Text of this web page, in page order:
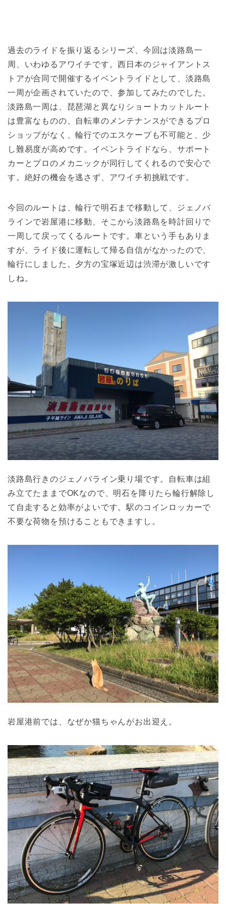
過去のライドを振り返るシリーズ、今回は淡路島一
周、いわゆるアワイチです。西日本のジャイアントス
トアが合同で開催するイベントライドとして、淡路島
一周が企画されていたので、参加してみたのでした。
淡路島一周は、琵琶湖と異なりショートカットルート
は豊富なものの、自転車のメンテナンスができるプロ
ショップがなく、輪行でのエスケープも不可能と、少
し難易度が高めです。イベントライドなら、サポート
カーとプロのメカニックが同行してくれるので安心で
す。絶好の機会を逃さず、アワイチ初挑戦です。
今回のルートは、輪行で明石まで移動して、ジェノバ
ラインで岩屋港に移動、そこから淡路島を時計回りで
一周して戻ってくるルートです。車という手もありま
すが、ライド後に運転して帰る自信がなかったので、
輪行にしました。夕方の宝塚近辺は渋滞が激しいです
しね。
淡路島行きのジェノバライン乗り場です。自転車は組
み立てたままでOKなので、明石を降りたら輪行解除し
て自走すると効率がよいです。駅のコインロッカーで
不要な荷物を預けることもできますし。
岩屋港前では、なぜか猫ちゃんがお出迎え。